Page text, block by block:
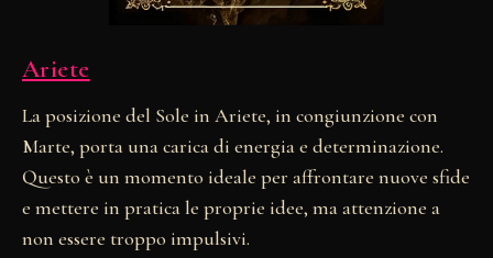
Ariete
La posizione del Sole in Ariete, in congiunzione con
Marte, porta una carica di energia e determinazione.
Questo è un momento ideale per affrontare nuove sfide
e mettere in pratica le proprie idee, ma attenzione a
non essere troppo impulsivi.